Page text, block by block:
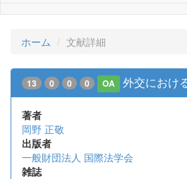
ホーム 文献詳細
13 0 0 0 OA 外交におけ
著者
岡野 正敬
出版者
一般財団法人 国際法学会
雑誌